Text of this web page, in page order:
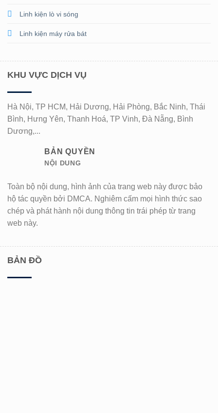
Linh kiện lò vi sóng
Linh kiện máy rửa bát
KHU VỰC DỊCH VỤ
Hà Nội, TP HCM, Hải Dương, Hải Phòng, Bắc Ninh, Thái
Bình, Hưng Yên, Thanh Hoá, TP Vinh, Đà Nẵng, Bình
Dương,...
BẢN QUYỀN
NỘI DUNG
Toàn bộ nội dung, hình ảnh của trang web này được bảo
hộ tác quyền bởi DMCA. Nghiêm cấm mọi hình thức sao
chép và phát hành nội dung thông tin trái phép từ trang
web này.
BẢN ĐỒ